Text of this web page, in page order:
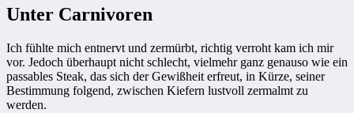
Unter Carnivoren
Ich fühlte mich entnervt und zermürbt, richtig verroht kam ich mir
vor. Jedoch überhaupt nicht schlecht, vielmehr ganz genauso wie ein
passables Steak, das sich der Gewißheit erfreut, in Kürze, seiner
Bestimmung folgend, zwischen Kiefern lustvoll zermalmt zu
werden.